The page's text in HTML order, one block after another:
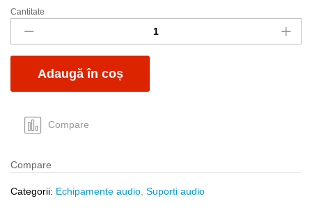
Suport
boxa
AN-
S1
quantity
Cantitate
Adaugă în coș
Compare
Compare
Categorii: Echipamente audio Suporti audio